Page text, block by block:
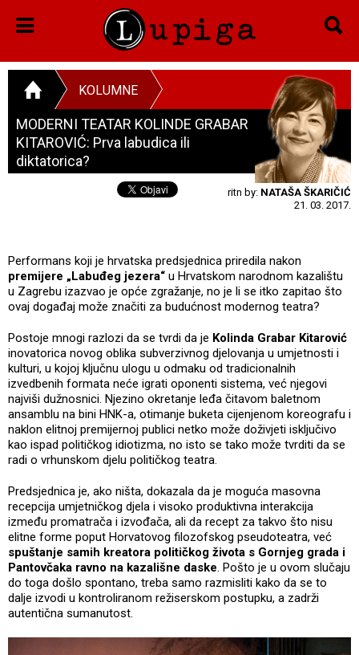
KOLUMNE
MODERNI TEATAR KOLINDE GRABAR
KITAROVIĆ: Prva labudica ili
diktatorica?
ritn by: NATAŠA ŠKARIČIĆ
21. 03. 2017.
Performans koji je hrvatska predsjednica priredila nakon
premijere „Labuđeg jezera“ u Hrvatskom narodnom kazalištu
u Zagrebu izazvao je opće zgražanje, no je li se itko zapitao što
ovaj događaj može značiti za budućnost modernog teatra?
Postoje mnogi razlozi da se tvrdi da je Kolinda Grabar Kitarović
inovatorica novog oblika subverzivnog djelovanja u umjetnosti i
kulturi, u kojoj ključnu ulogu u odmaku od tradicionalnih
izvedbenih formata neće igrati oponenti sistema, već njegovi
najviši dužnosnici. Njezino okretanje leđa čitavom baletnom
ansamblu na bini HNK-a, otimanje buketa cijenjenom koreografu i
naklon elitnoj premijernoj publici netko može doživjeti isključivo
kao ispad političkog idiotizma, no isto se tako može tvrditi da se
radi o vrhunskom djelu političkog teatra.
Predsjednica je, ako ništa, dokazala da je moguća masovna
recepcija umjetničkog djela i visoko produktivna interakcija
između promatrača i izvođača, ali da recept za takvo što nisu
elitne forme poput Horvatovog filozofskog pseudoteatra, već
spuštanje samih kreatora političkog života s Gornjeg grada i
Pantovčaka ravno na kazališne daske. Pošto je u ovom slučaju
do toga došlo spontano, treba samo razmisliti kako da se to
dalje izvodi u kontroliranom režiserskom postupku, a zadrži
autentična sumanutost.